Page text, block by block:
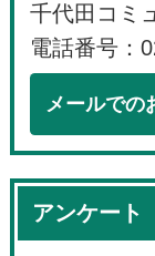
千代田コミ
電話番号：
メールでの
アンケート